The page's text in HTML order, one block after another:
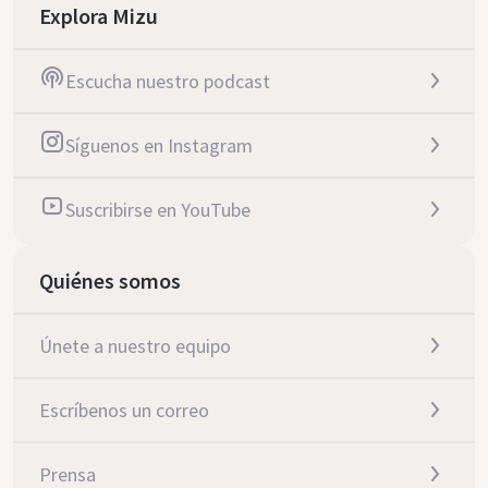
Explora Mizu
Escucha nuestro podcast
Síguenos en Instagram
Suscribirse en YouTube
Quiénes somos
Únete a nuestro equipo
Escríbenos un correo
Prensa